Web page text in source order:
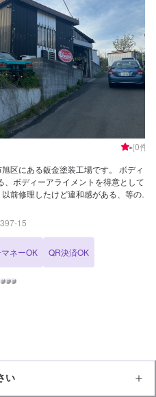
-(0件)
区にある鈑金塗装工場です。 ボディ
、ボディーアライメントを得意として
前修理したけど違和感がある、等のお
けも、また、割れの修復や欠損したパ
こんなことはできる？と言ったことで
た空冷のポルシェ ・NSXやS2000等、
15
ネーOK QR決済OK
い